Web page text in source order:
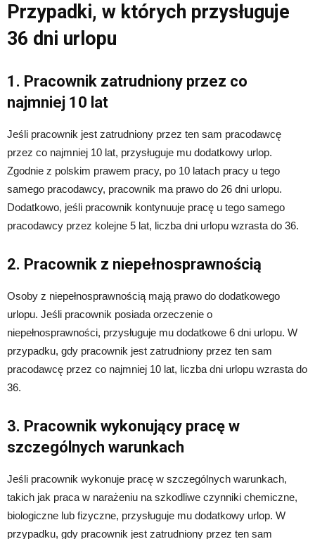
Przypadki, w których przysługuje
36 dni urlopu
1. Pracownik zatrudniony przez co
najmniej 10 lat
Jeśli pracownik jest zatrudniony przez ten sam pracodawcę
przez co najmniej 10 lat, przysługuje mu dodatkowy urlop.
Zgodnie z polskim prawem pracy, po 10 latach pracy u tego
samego pracodawcy, pracownik ma prawo do 26 dni urlopu.
Dodatkowo, jeśli pracownik kontynuuje pracę u tego samego
pracodawcy przez kolejne 5 lat, liczba dni urlopu wzrasta do 36.
2. Pracownik z niepełnosprawnością
Osoby z niepełnosprawnością mają prawo do dodatkowego
urlopu. Jeśli pracownik posiada orzeczenie o
niepełnosprawności, przysługuje mu dodatkowe 6 dni urlopu. W
przypadku, gdy pracownik jest zatrudniony przez ten sam
pracodawcę przez co najmniej 10 lat, liczba dni urlopu wzrasta do
36.
3. Pracownik wykonujący pracę w
szczególnych warunkach
Jeśli pracownik wykonuje pracę w szczególnych warunkach,
takich jak praca w narażeniu na szkodliwe czynniki chemiczne,
biologiczne lub fizyczne, przysługuje mu dodatkowy urlop. W
przypadku, gdy pracownik jest zatrudniony przez ten sam